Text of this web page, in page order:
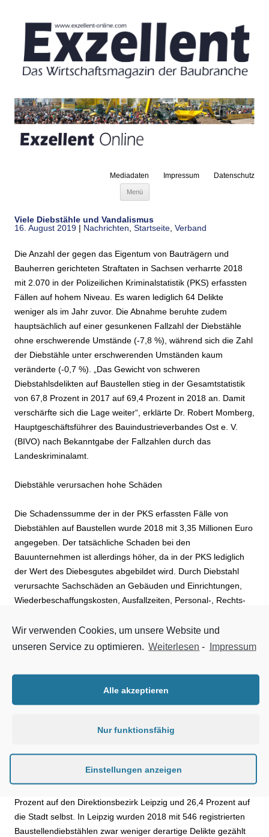
Mediadaten Impressum Datenschutz
Menü
Viele Diebstähle und Vandalismus
16. August 2019 | Nachrichten Startseite Verband
Die Anzahl der gegen das Eigentum von Bauträgern und
Bauherren gerichteten Straftaten in Sachsen verharrte 2018
mit 2.070 in der Polizeilichen Kriminalstatistik (PKS) erfassten
Fällen auf hohem Niveau. Es waren lediglich 64 Delikte
weniger als im Jahr zuvor. Die Abnahme beruhte zudem
hauptsächlich auf einer gesunkenen Fallzahl der Diebstähle
ohne erschwerende Umstände (-7,8 %), während sich die Zahl
der Diebstähle unter erschwerenden Umständen kaum
veränderte (-0,7 %). „Das Gewicht von schweren
Diebstahlsdelikten auf Baustellen stieg in der Gesamtstatistik
von 67,8 Prozent in 2017 auf 69,4 Prozent in 2018 an. Damit
verschärfte sich die Lage weiter“, erklärte Dr. Robert Momberg,
Hauptgeschäftsführer des Bauindustrieverbandes Ost e. V.
(BIVO) nach Bekanntgabe der Fallzahlen durch das
Landeskriminalamt.
Diebstähle verursachen hohe Schäden
Die Schadenssumme der in der PKS erfassten Fälle von
Diebstählen auf Baustellen wurde 2018 mit 3,35 Millionen Euro
angegeben. Der tatsächliche Schaden bei den
Bauunternehmen ist allerdings höher, da in der PKS lediglich
der Wert des Diebesgutes abgebildet wird. Durch Diebstahl
verursachte Sachschäden an Gebäuden und Einrichtungen,
Wiederbeschaffungskosten, Ausfallzeiten, Personal-, Rechts-
wie Schäden durch Einbrüche und Diebstähle in den
Firmensitzen der Bauunternehmen selbst. „Der finanzielle
ein Vielfaches höher und beläuft sich entsprechend eigener
Erhebungen des BIVO für das Baugewerbe in Sachsen 2018
Von allen in Sachsen registrierten Fällen entfielen 2018 40,7
Prozent auf den Direktionsbezirk Leipzig und 26,4 Prozent auf
die Stadt selbst. In Leipzig wurden 2018 mit 546 registrierten
Baustellendiebstählen zwar weniger derartige Delikte gezählt
Wir verwenden Cookies, um unsere Website und
unseren Service zu optimieren. Weiterlesen - Impressum
Alle akzeptieren
Nur funktionsfähig
Einstellungen anzeigen